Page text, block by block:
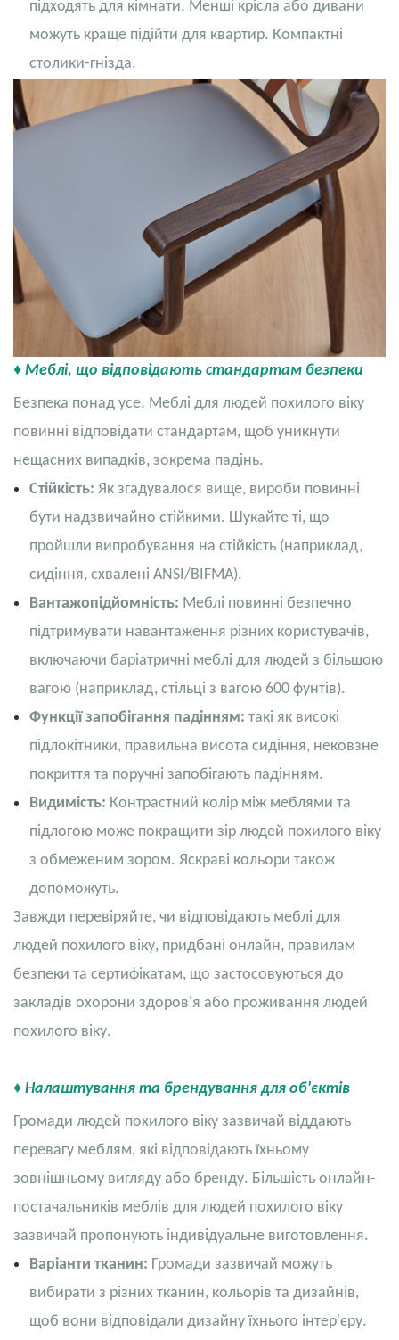
підходять для кімнати. Менші крісла або дивани
можуть краще підійти для квартир. Компактні
столики-гнізда.
♦ Меблі, що відповідають стандартам безпеки
Безпека понад усе. Меблі для людей похилого віку
повинні відповідати стандартам, щоб уникнути
нещасних випадків, зокрема падінь.
Стійкість: Як згадувалося вище, вироби повинні
бути надзвичайно стійкими. Шукайте ті, що
пройшли випробування на стійкість (наприклад,
сидіння, схвалені ANSI/BIFMA).
Вантажопідйомність: Меблі повинні безпечно
підтримувати навантаження різних користувачів,
включаючи баріатричні меблі для людей з більшою
вагою (наприклад, стільці з вагою 600 фунтів).
Функції запобігання падінням: такі як високі
підлокітники, правильна висота сидіння, нековзне
покриття та поручні запобігають падінням.
Видимість: Контрастний колір між меблями та
підлогою може покращити зір людей похилого віку
з обмеженим зором. Яскраві кольори також
допоможуть.
Завжди перевіряйте, чи відповідають меблі для
людей похилого віку, придбані онлайн, правилам
безпеки та сертифікатам, що застосовуються до
закладів охорони здоров'я або проживання людей
похилого віку.
♦ Налаштування та брендування для об'єктів
Громади людей похилого віку зазвичай віддають
перевагу меблям, які відповідають їхньому
зовнішньому вигляду або бренду. Більшість онлайн-
постачальників меблів для людей похилого віку
зазвичай пропонують індивідуальне виготовлення.
Варіанти тканин: Громади зазвичай можуть
вибирати з різних тканин, кольорів та дизайнів,
щоб вони відповідали дизайну їхнього інтер'єру.